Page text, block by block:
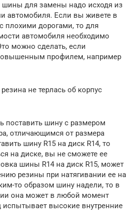
шины для замены надо исходя из
автомобиля. Если вы живете в
плохими дорогами, то для
автомобиля необходимо
можно сделать, если
профилем, например
не терлась об корпус
поставить шину с размером
отличающимся от размера
шину R15 на диск R14, то
на диске, вы не сможете ее
шины R14 на диск R15, может
резины при натягивании ее на
то образом шину надели, то в
она может в любой момент
испытывает высокие внутренние